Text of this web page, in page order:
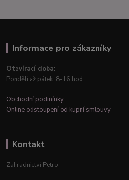
Informace pro zákazníky
Otevírací doba:
Pondělí až pátek: 8-16 hod.
Obchodní podmínky
Online odstoupení od kupní smlouvy
Kontakt
Zahradnictví Petro